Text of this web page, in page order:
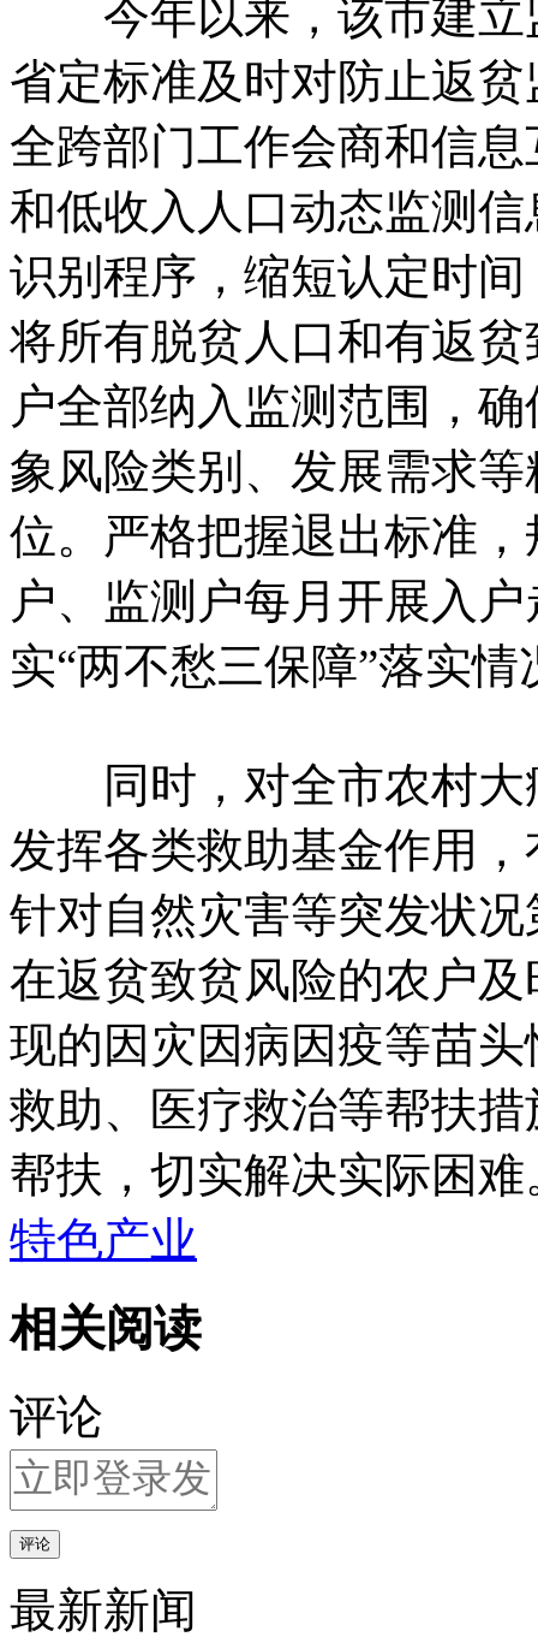
今年以来，该市建立
省定标准及时对防止返
全跨部门工作会商和信
和低收入人口动态监测
识别程序，缩短认定时
将所有脱贫人口和有返
户全部纳入监测范围，
象风险类别、发展需求
位。严格把握退出标准
户、监测户每月开展入
实“两不愁三保障”落实
同时，对全市农村大
发挥各类救助基金作用
针对自然灾害等突发状
在返贫致贫风险的农户
现的因灾因病因疫等苗
救助、医疗救治等帮扶
帮扶，切实解决实际困难
特色产业
相关阅读
评论
评论
最新新闻